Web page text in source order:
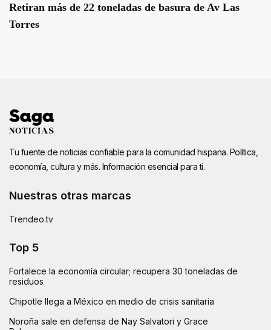
Retiran más de 22 toneladas de basura de Av Las
Torres
Tu fuente de noticias confiable para la comunidad hispana. Política,
economía, cultura y más. Información esencial para ti.
Nuestras otras marcas
Trendeo.tv
Top 5
Fortalece la economía circular; recupera 30 toneladas de
residuos
Chipotle llega a México en medio de crisis sanitaria
Noroña sale en defensa de Nay Salvatori y Grace